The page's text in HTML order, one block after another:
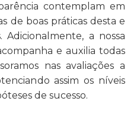
contemplam em
de boas práticas desta e
a nossa
e auxilia todas
nas avaliações a
assim os níveis
de sucesso.